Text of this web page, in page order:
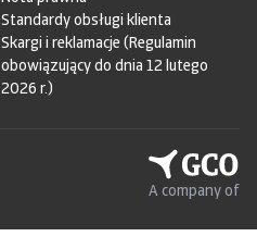
Standardy obsługi klienta
Skargi i reklamacje (Regulamin
obowiązujący do dnia 12 lutego
2026 r.)
A company of